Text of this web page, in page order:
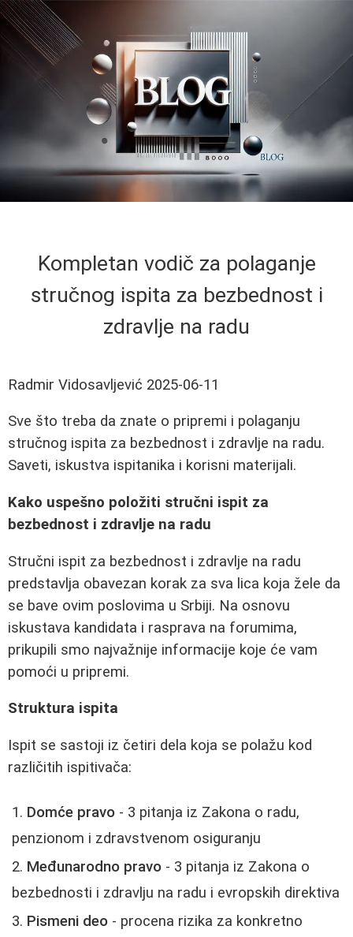
Kompletan vodič za polaganje
stručnog ispita za bezbednost i
zdravlje na radu
Radmir Vidosavljević 2025-06-11
Sve što treba da znate o pripremi i polaganju
stručnog ispita za bezbednost i zdravlje na radu.
Saveti, iskustva ispitanika i korisni materijali.
Kako uspešno položiti stručni ispit za
bezbednost i zdravlje na radu
Stručni ispit za bezbednost i zdravlje na radu
predstavlja obavezan korak za sva lica koja žele da
se bave ovim poslovima u Srbiji. Na osnovu
iskustava kandidata i rasprava na forumima,
prikupili smo najvažnije informacije koje će vam
pomoći u pripremi.
Struktura ispita
Ispit se sastoji iz četiri dela koja se polažu kod
različitih ispitivača:
Domće pravo - 3 pitanja iz Zakona o radu,
penzionom i zdravstvenom osiguranju
Međunarodno pravo - 3 pitanja iz Zakona o
bezbednosti i zdravlju na radu i evropskih direktiva
Pismeni deo - procena rizika za konkretno